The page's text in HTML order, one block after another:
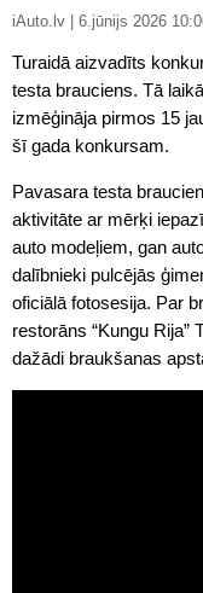
iAuto.lv | 6.jūnijs 2026
Turaidā aizvadīts
testa brauciens. Tā
izmēģināja pirmos 15
šī gada konkursam.
Pavasara testa
aktivitāte ar mērķi
auto modeļiem, gan
dalībnieki pulcējās
oficiālā fotosesija. Par
restorāns “Kungu Rija”
dažādi braukšanas